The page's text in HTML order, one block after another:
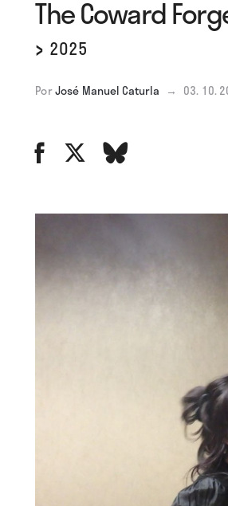
The Coward
› 2025
PorJosé Manuel Caturla → 03. 10.